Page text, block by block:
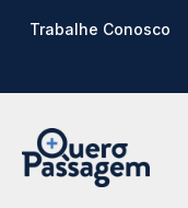
Trabalhe Conosco